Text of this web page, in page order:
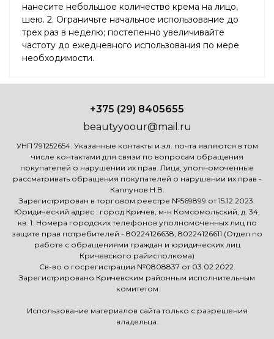
нанесите небольшое количество крема на лицо,
шею. 2. Ограничьте начальное использование до
трех раз в неделю; постепенно увеличивайте
частоту до ежедневного использования по мере
необходимости.
+375 (29) 8405655
beautyyoour@mail.ru
УНП 791252654. Указанные контакты и эл. почта являются в том
числе контактами для связи по вопросам обращения
покупателей о нарушении их прав. Лица, уполномоченные
рассматривать обращения покупателей о нарушении их прав -
Каплунов Н.В.
Зарегистрирован в торговом реестре №569899 от 15.12.2023.
Юридический адрес : город Кричев, м-н Комсомольский, д. 34,
кв. 1. Номера городских телефонов уполномоченных лиц по
защите прав потребителей:- 80224126638, 80224126611 (Отдел по
работе с обращениями граждан и юридических лиц
Кричевского райисполкома)
Св-во о госрегистрации №0808837 от 03.02.2022.
Зарегистрировано Кричевским районным исполнительным
комитетом
Использование материалов сайта только с разрешения
владельца.